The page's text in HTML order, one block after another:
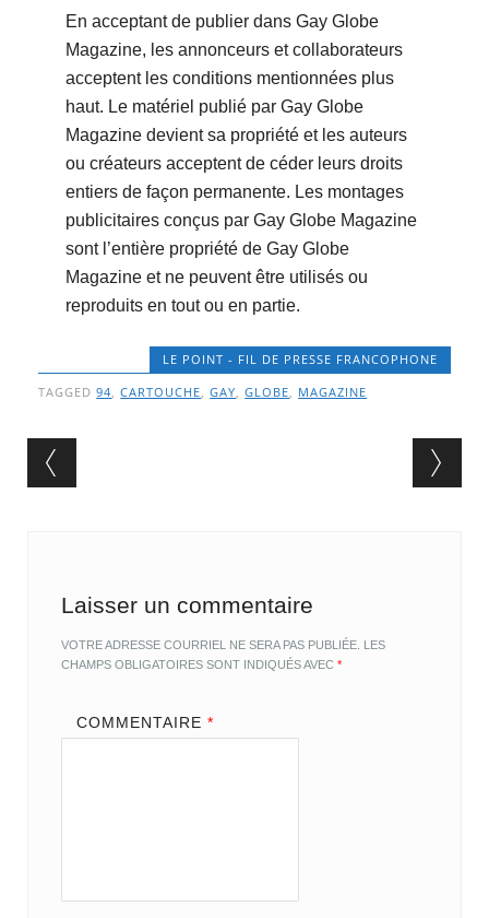
En acceptant de publier dans Gay Globe
Magazine, les annonceurs et collaborateurs
acceptent les conditions mentionnées plus
haut. Le matériel publié par Gay Globe
Magazine devient sa propriété et les auteurs
ou créateurs acceptent de céder leurs droits
entiers de façon permanente. Les montages
publicitaires conçus par Gay Globe Magazine
sont l’entière propriété de Gay Globe
Magazine et ne peuvent être utilisés ou
reproduits en tout ou en partie.
LE POINT - FIL DE PRESSE FRANCOPHONE
TAGGED94,CARTOUCHE,GAY,GLOBE, MAGAZINE
Post navigation
Laisser un commentaire
VOTRE ADRESSE COURRIEL NE SERA PAS PUBLIÉE. LES
CHAMPS OBLIGATOIRES SONT INDIQUÉS AVEC*
COMMENTAIRE *